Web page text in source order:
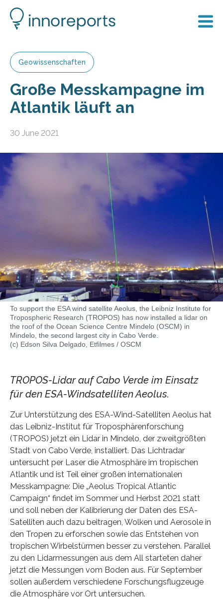
Geowissenschaften
Große Messkampagne im
Atlantik läuft an
30 June 2021
To support the ESA wind satellite Aeolus, the Leibniz Institute for
Tropospheric Research (TROPOS) has now installed a lidar on
the roof of the Ocean Science Centre Mindelo (OSCM) in
Mindelo, the second largest city in Cabo Verde.
(c) Edson Silva Delgado, Etfilmes / OSCM
TROPOS-Lidar auf Cabo Verde im Einsatz
für den ESA-Windsatelliten Aeolus.
Zur Unterstützung des ESA-Wind-Satelliten Aeolus hat
das Leibniz-Institut für Troposphärenforschung
(TROPOS) jetzt ein Lidar in Mindelo, der zweitgrößten
Stadt von Cabo Verde, installiert. Das Lichtradar
untersucht per Laser die Atmosphäre im tropischen
Atlantik und ist Teil einer großen internationalen
Messkampagne: Die „Aeolus Tropical Atlantic
Campaign“ findet im Sommer und Herbst 2021 statt
und soll neben der Kalibrierung der Daten des ESA-
Satelliten auch dazu beitragen, Wolken und Aerosole in
den Tropen zu erforschen sowie das Entstehen von
tropischen Wirbelstürmen besser zu verstehen. Parallel
zu den Lidarmessungen aus dem All starteten daher
jetzt die Messungen vom Boden aus. Für September
sollen außerdem verschiedene Forschungsflugzeuge
die Atmosphäre vor Ort untersuchen.